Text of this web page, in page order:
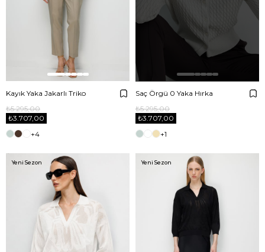
Kayık Yaka Jakarlı Triko
₺3.707,00
₺5.295,00
+4
Saç Örgü 0 Yaka Hırka
₺3.707,00
₺5.295,00
+1
Yeni Sezon Yeni Sezon